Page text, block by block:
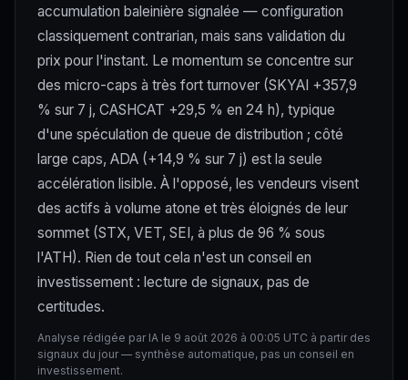
accumulation baleinière signalée — configuration
classiquement contrarian, mais sans validation du
prix pour l'instant. Le momentum se concentre sur
des micro-caps à très fort turnover (SKYAI +357,9
% sur 7 j, CASHCAT +29,5 % en 24 h), typique
d'une spéculation de queue de distribution ; côté
large caps, ADA (+14,9 % sur 7 j) est la seule
accélération lisible. À l'opposé, les vendeurs visent
des actifs à volume atone et très éloignés de leur
sommet (STX, VET, SEI, à plus de 96 % sous
l'ATH). Rien de tout cela n'est un conseil en
investissement : lecture de signaux, pas de
certitudes.
Analyse rédigée par IA le 9 août 2026 à 00:05 UTC à partir des
signaux du jour — synthèse automatique, pas un conseil en
investissement.